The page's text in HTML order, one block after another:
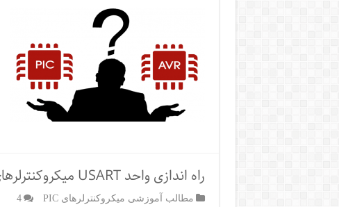
راه اندازی واحد USART میکروکنترلرهای PIC
مطالب آموزشی میکروکنترلرهای PIC 4